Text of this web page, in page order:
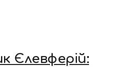
Єлевферій: